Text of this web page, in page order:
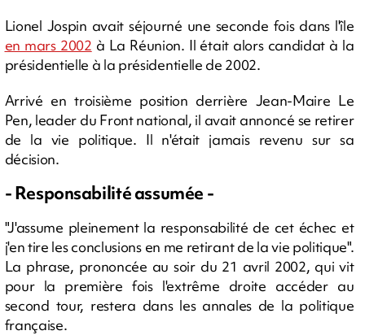
Lionel Jospin avait séjourné une seconde fois dans l'île
en mars 2002 à La Réunion. Il était alors candidat à la
présidentielle à la présidentielle de 2002.
Arrivé en troisième position derrière Jean-Maire Le
Pen, leader du Front national, il avait annoncé se retirer
de la vie politique. Il n'était jamais revenu sur sa
décision.
- Responsabilité assumée -
"J'assume pleinement la responsabilité de cet échec et
j'en tire les conclusions en me retirant de la vie politique".
La phrase, prononcée au soir du 21 avril 2002, qui vit
pour la première fois l'extrême droite accéder au
second tour, restera dans les annales de la politique
française.